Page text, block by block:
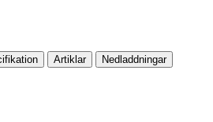
Artiklar
Nedladdningar